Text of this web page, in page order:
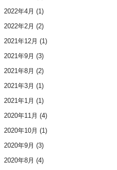
2022年4月 (1)
2022年2月 (2)
2021年12月 (1)
2021年9月 (3)
2021年8月 (2)
2021年3月 (1)
2021年1月 (1)
2020年11月 (4)
2020年10月 (1)
2020年9月 (3)
2020年8月 (4)